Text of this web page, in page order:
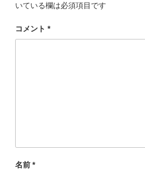
いている欄は必須項目です
コメント *
名前 *